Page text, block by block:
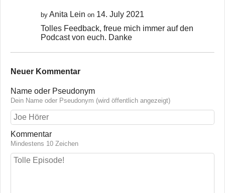
by Anita Lein on 14. July 2021
Tolles Feedback, freue mich immer auf den
Podcast von euch. Danke
Neuer Kommentar
Name oder Pseudonym
Dein Name oder Pseudonym (wird öffentlich angezeigt)
Kommentar
Mindestens 10 Zeichen